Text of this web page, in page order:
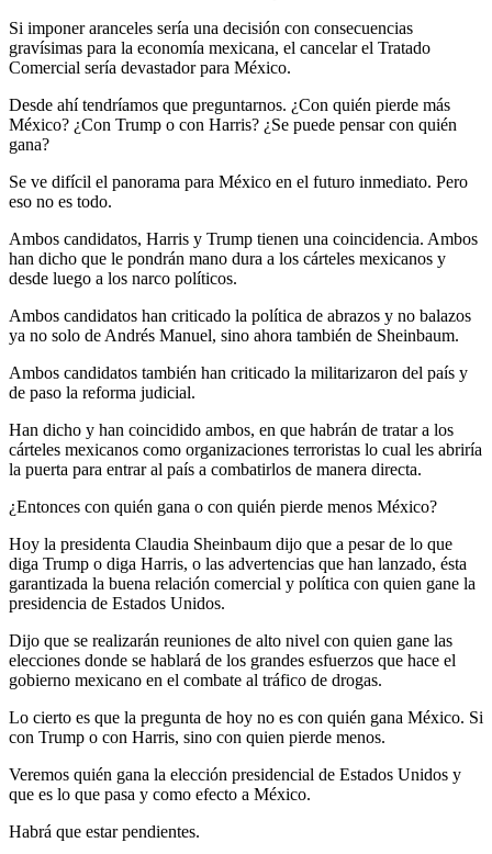
Si imponer aranceles sería una decisión con consecuencias
gravísimas para la economía mexicana, el cancelar el Tratado
Comercial sería devastador para México.
Desde ahí tendríamos que preguntarnos. ¿Con quién pierde más
México? ¿Con Trump o con Harris? ¿Se puede pensar con quién
gana?
Se ve difícil el panorama para México en el futuro inmediato. Pero
eso no es todo.
Ambos candidatos, Harris y Trump tienen una coincidencia. Ambos
han dicho que le pondrán mano dura a los cárteles mexicanos y
desde luego a los narco políticos.
Ambos candidatos han criticado la política de abrazos y no balazos
ya no solo de Andrés Manuel, sino ahora también de Sheinbaum.
Ambos candidatos también han criticado la militarizaron del país y
de paso la reforma judicial.
Han dicho y han coincidido ambos, en que habrán de tratar a los
cárteles mexicanos como organizaciones terroristas lo cual les abriría
la puerta para entrar al país a combatirlos de manera directa.
¿Entonces con quién gana o con quién pierde menos México?
Hoy la presidenta Claudia Sheinbaum dijo que a pesar de lo que
diga Trump o diga Harris, o las advertencias que han lanzado, ésta
garantizada la buena relación comercial y política con quien gane la
presidencia de Estados Unidos.
Dijo que se realizarán reuniones de alto nivel con quien gane las
elecciones donde se hablará de los grandes esfuerzos que hace el
gobierno mexicano en el combate al tráfico de drogas.
Lo cierto es que la pregunta de hoy no es con quién gana México. Si
con Trump o con Harris, sino con quien pierde menos.
Veremos quién gana la elección presidencial de Estados Unidos y
que es lo que pasa y como efecto a México.
Habrá que estar pendientes.